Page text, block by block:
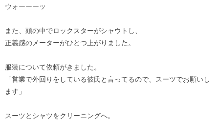
ウォーーーッ
また、頭の中でロックスターがシャウトし、
正義感のメーターがひとつ上がりました。
服装について依頼がきました。
「営業で外回りをしている彼氏と言ってるので、スーツでお願いし
ます」
スーツとシャツをクリーニングへ。